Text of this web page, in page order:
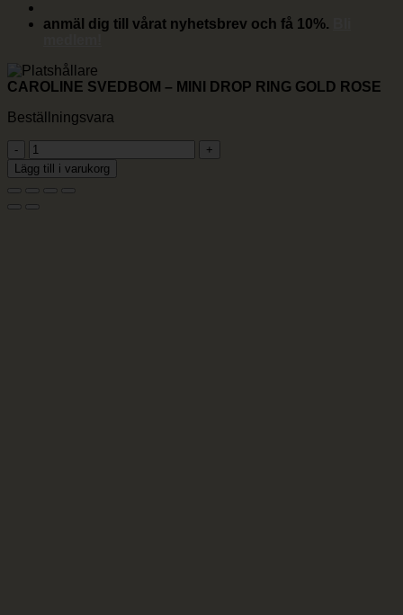
anmäl dig till vårat nyhetsbrev och få 10%.
CAROLINE SVEDBOM – MINI DROP RING GOLD ROSE
Beställningsvara
CAROLINE
SVEDBOM
-
MINI
DROP
Lägg till i varukorg